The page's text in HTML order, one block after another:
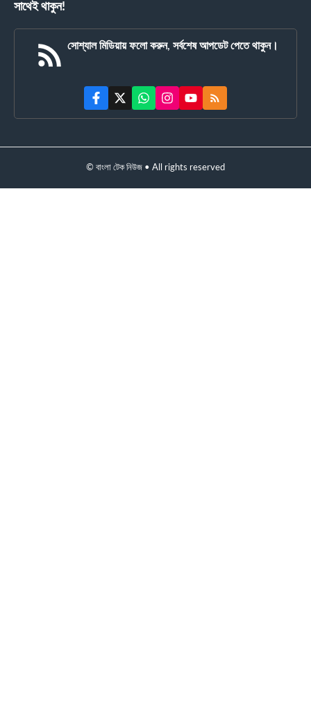
সাথেই থাকুন!
সোশ্যাল মিডিয়ায় ফলো করুন, সর্বশেষ আপডেট পেতে থাকুন।
© বাংলা টেক নিউজ • All rights reserved